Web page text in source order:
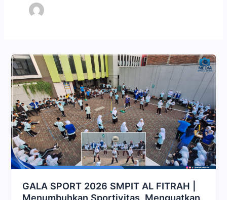
GALA SPORT 2026 SMPIT AL FITRAH |
Menumbuhkan Sportivitas, Menguatkan